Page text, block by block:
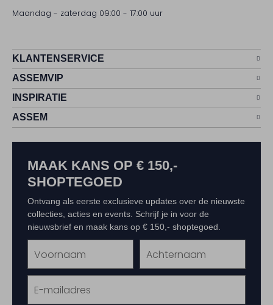
Maandag - zaterdag 09:00 - 17:00 uur
KLANTENSERVICE
ASSEMVIP
INSPIRATIE
ASSEM
MAAK KANS OP € 150,-
SHOPTEGOED
Ontvang als eerste exclusieve updates over de nieuwste
collecties, acties en events. Schrijf je in voor de
nieuwsbrief en maak kans op € 150,- shoptegoed.